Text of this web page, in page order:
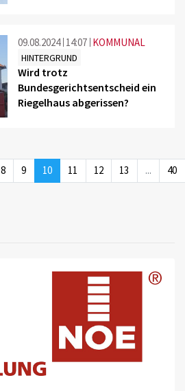
09.08.2024 14:07 KOMMUNAL
HINTERGRUND
Wird trotz
Bundesgerichtsentscheid ein
Riegelhaus abgerissen?
8 9 10 11 12 13 ... 40